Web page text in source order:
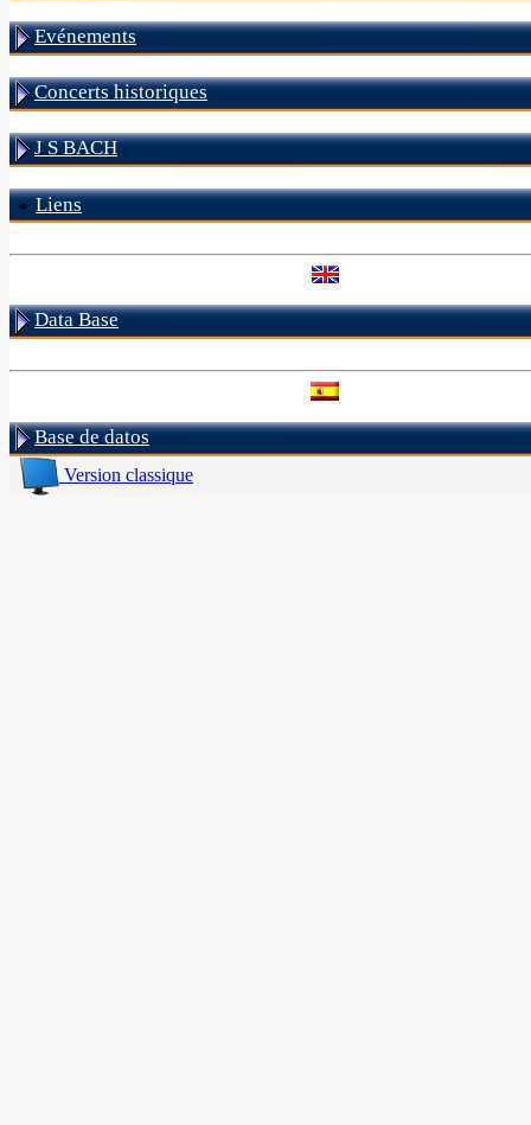
Evénements
Concerts historiques
J S BACH
Liens
Data Base
Base de datos
Version classique